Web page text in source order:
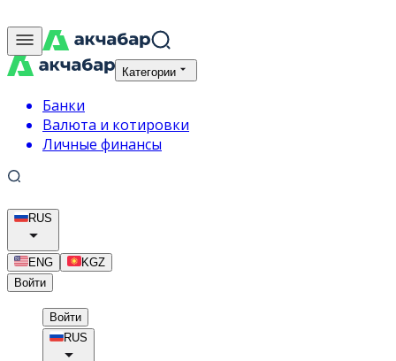
Категории
Банки
Валюта и котировки
Личные финансы
RUS
ENG
KGZ
Войти
Войти
RUS